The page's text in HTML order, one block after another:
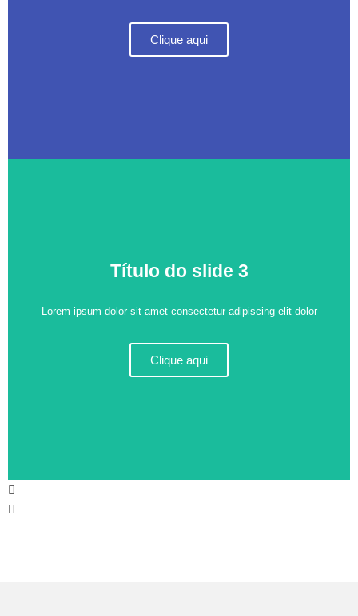
Clique aqui
Título do slide 3
Lorem ipsum dolor sit amet consectetur adipiscing elit dolor
Clique aqui